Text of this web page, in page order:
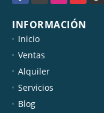
INFORMACIÓN
Inicio
Ventas
Alquiler
Servicios
Blog